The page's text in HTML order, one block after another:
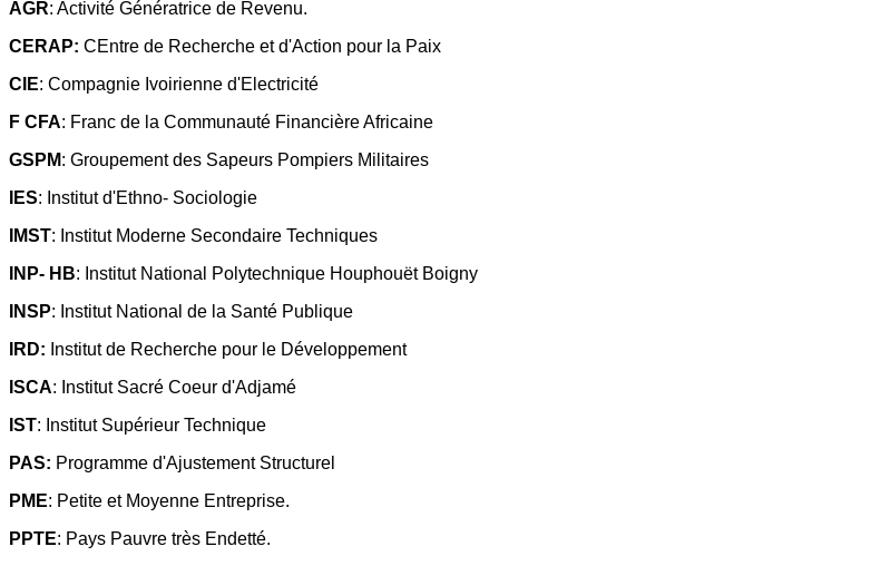
AGR: Activité Génératrice de Revenu.
CERAP: CEntre de Recherche et d'Action pour la Paix
CIE: Compagnie Ivoirienne d'Electricité
F CFA: Franc de la Communauté Financière Africaine
GSPM: Groupement des Sapeurs Pompiers Militaires
IES: Institut d'Ethno- Sociologie
IMST: Institut Moderne Secondaire Techniques
INP- HB: Institut National Polytechnique Houphouët Boigny
INSP: Institut National de la Santé Publique
IRD: Institut de Recherche pour le Développement
ISCA: Institut Sacré Coeur d'Adjamé
IST: Institut Supérieur Technique
PAS: Programme d'Ajustement Structurel
PME: Petite et Moyenne Entreprise.
PPTE: Pays Pauvre très Endetté.